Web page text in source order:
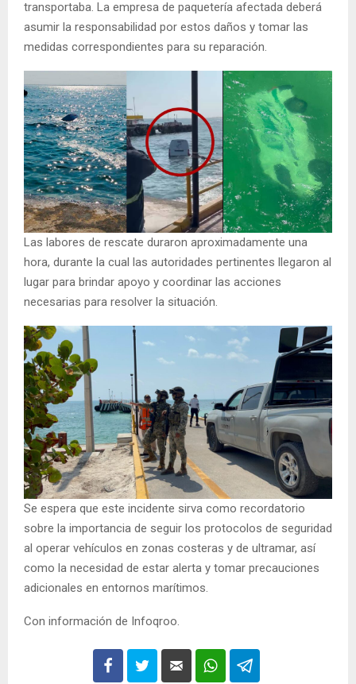
transportaba. La empresa de paquetería afectada deberá
asumir la responsabilidad por estos daños y tomar las
medidas correspondientes para su reparación.
Las labores de rescate duraron aproximadamente una
hora, durante la cual las autoridades pertinentes llegaron al
lugar para brindar apoyo y coordinar las acciones
necesarias para resolver la situación.
Se espera que este incidente sirva como recordatorio
sobre la importancia de seguir los protocolos de seguridad
al operar vehículos en zonas costeras y de ultramar, así
como la necesidad de estar alerta y tomar precauciones
adicionales en entornos marítimos.
Con información de Infoqroo.